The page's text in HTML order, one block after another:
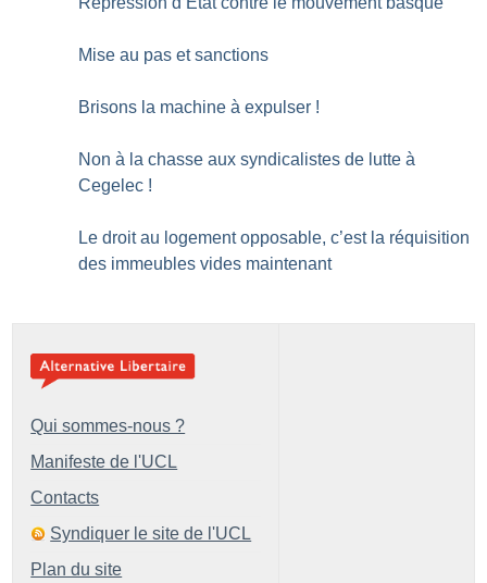
Mise au pas et sanctions
Brisons la machine à expulser !
Non à la chasse aux syndicalistes de lutte à
Cegelec !
Le droit au logement opposable, c’est la réquisition
des immeubles vides maintenant
Qui sommes-nous ?
Manifeste de l'UCL
Contacts
Syndiquer le site de l'UCL
Plan du site